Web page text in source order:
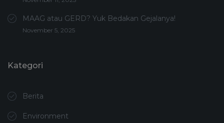
MAAG atau GERD? Yuk Bedakan Gejalanya!
November 5, 2025
Kategori
Berita
Environment